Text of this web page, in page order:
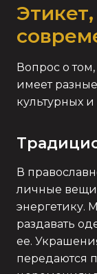
Вопрос о
имеет
культурных
В
личные вещи
энергетику.
раздавать
ее.
передаются